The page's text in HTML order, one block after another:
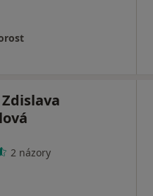
2 názory